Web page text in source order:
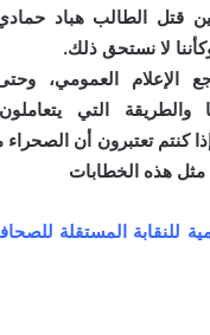
2011، حين قتل الطالب
لا نستحق ذلك.
الإعلام العمومي،
والطريقة التي
كنتم تعتبرون أن
مثل هذه الخطابات
للنقابة المستقلة